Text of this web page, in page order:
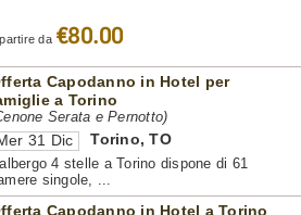
da €80.00
Capodanno in Hotel per
a Torino
Serata e Pernotto)
31 Dic Torino,TO
4 stelle a Torino dispone di 61
singole, ...
Capodanno in Hotel a Torino